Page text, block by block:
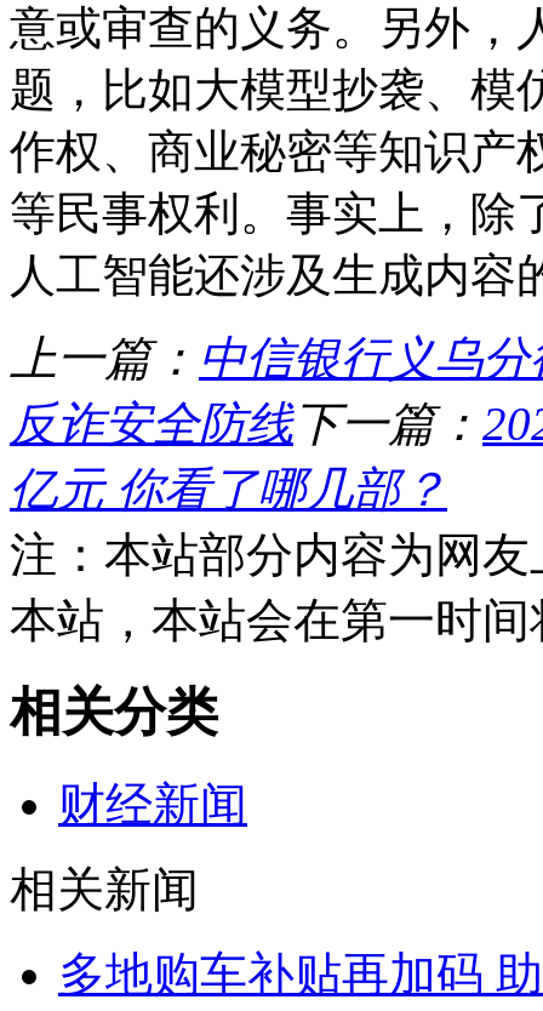
意或审查的义务。另外，
题，比如大模型抄袭、模
作权、商业秘密等知识产
等民事权利。事实上，除
人工智能还涉及生成内容
上一篇： 中信银行义乌
反诈安全防线下一篇：
亿元 你看了哪几部？
注：本站部分内容为网
本站，本站会在第一时
相关分类
财经新闻
相关新闻
多地购车补贴再加码